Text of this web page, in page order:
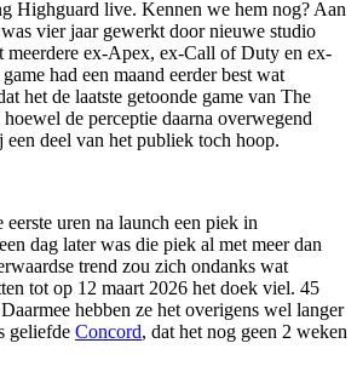
Highguard live. Kennen we hem nog? Aan
vier jaar gewerkt door nieuwe studio
meerdere ex-Apex, ex-Call of Duty en ex-
had een maand eerder best wat
het de laatste getoonde game van The
de perceptie daarna overwegend
een deel van het publiek toch hoop.
uren na launch een piek in
dag later was die piek al met meer dan
trend zou zich ondanks wat
tot op 12 maart 2026 het doek viel. 45
hebben ze het overigens wel langer
geliefde Concord, dat het nog geen 2 weken